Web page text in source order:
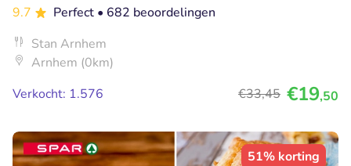
9.7
Perfect • 682 beoordelingen
Stan Arnhem
Arnhem (0km)
Verkocht: 1.576
€33,45 €19,50
51% korting